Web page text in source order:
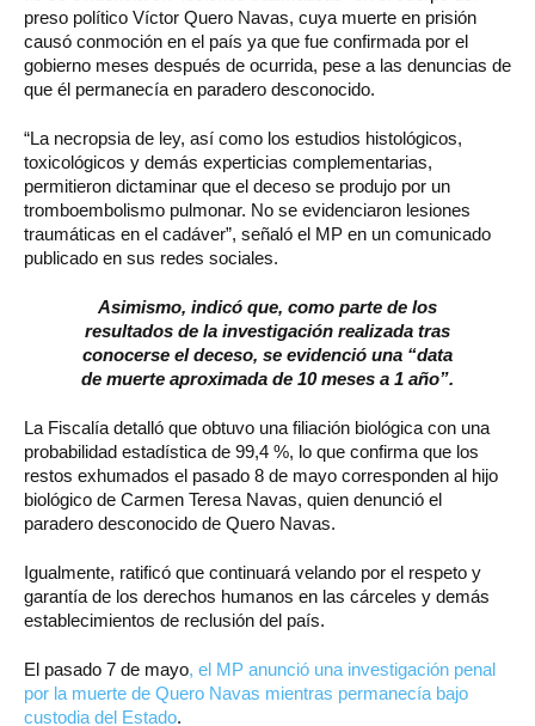
preso político Víctor Quero Navas, cuya muerte en prisión
causó conmoción en el país ya que fue confirmada por el
gobierno meses después de ocurrida, pese a las denuncias de
que él permanecía en paradero desconocido.
“La necropsia de ley, así como los estudios histológicos,
toxicológicos y demás experticias complementarias,
permitieron dictaminar que el deceso se produjo por un
tromboembolismo pulmonar. No se evidenciaron lesiones
traumáticas en el cadáver”, señaló el MP en un comunicado
publicado en sus redes sociales.
Asimismo, indicó que, como parte de los
resultados de la investigación realizada tras
conocerse el deceso, se evidenció una “data
de muerte aproximada de 10 meses a 1 año”.
La Fiscalía detalló que obtuvo una filiación biológica con una
probabilidad estadística de 99,4 %, lo que confirma que los
restos exhumados el pasado 8 de mayo corresponden al hijo
biológico de Carmen Teresa Navas, quien denunció el
paradero desconocido de Quero Navas.
Igualmente, ratificó que continuará velando por el respeto y
garantía de los derechos humanos en las cárceles y demás
establecimientos de reclusión del país.
El pasado 7 de mayo, el MP anunció una investigación penal
por la muerte de Quero Navas mientras permanecía bajo
custodia del Estado.